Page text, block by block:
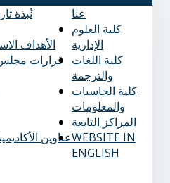
عنا
نُبذة
الأهداف
قرارات مجلس
عناوين
كلية العلوم
الإدارية
كلية اللغات
والترجمة
كلية الحاسبات
والمعلومات
المراكز التابعة
WEBSITE IN
ENGLISH